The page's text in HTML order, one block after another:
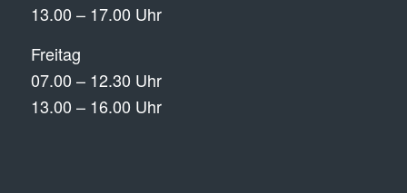
13.00 – 17.00 Uhr
Freitag
07.00 – 12.30 Uhr
13.00 – 16.00 Uhr